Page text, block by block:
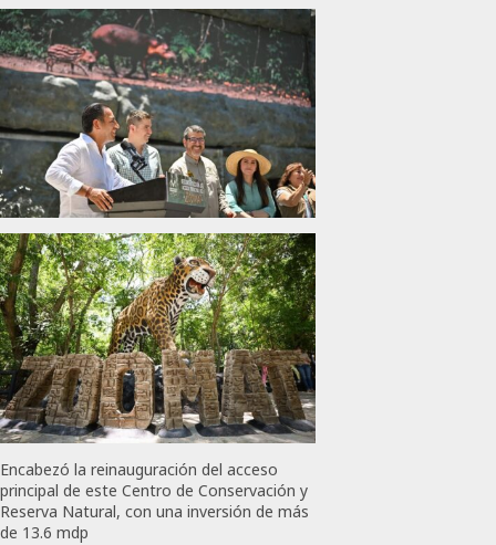
Encabezó la reinauguración del acceso
principal de este Centro de Conservación y
Reserva Natural, con una inversión de más
de 13.6 mdp